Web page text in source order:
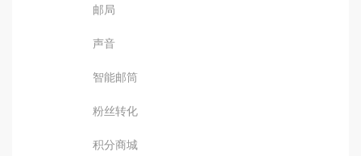
邮局
声音
智能邮筒
粉丝转化
积分商城